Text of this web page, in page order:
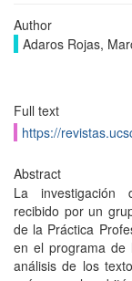
Author
Adaros Rojas,
Full text
https://
Abstract
La investigación
recibido por un
de la Práctica
en el programa de
análisis de los